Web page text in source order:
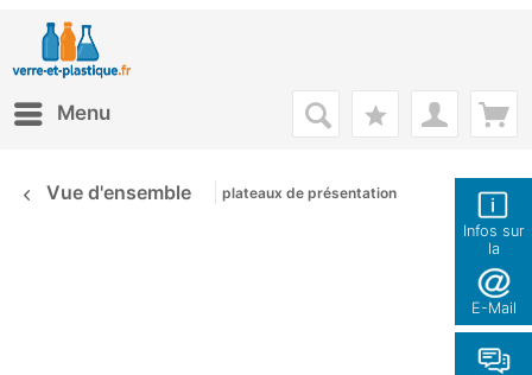
Infos sur
la
boutique
E-Mail
Menu
Vue d'ensemble plateaux de présentation